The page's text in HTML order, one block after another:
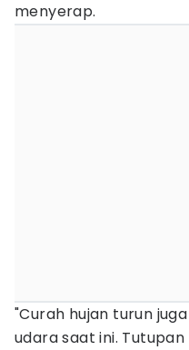
menyerap.
"Curah hujan turun
udara saat ini.